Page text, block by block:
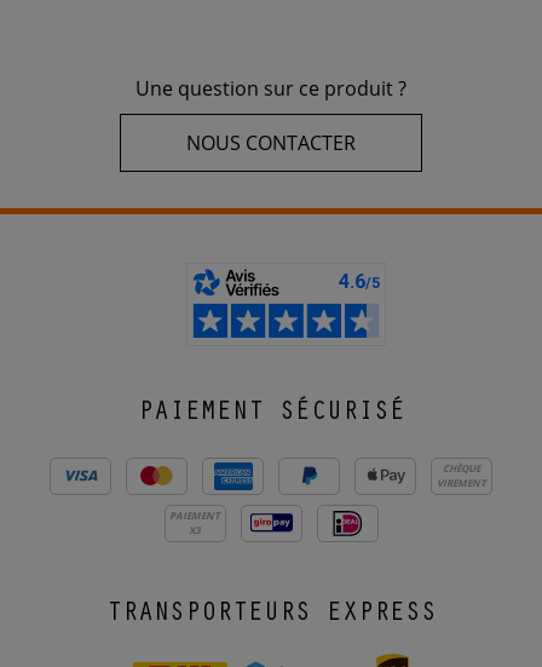
Une question sur ce produit ?
NOUS CONTACTER
PAIEMENT SÉCURISÉ
CHÈQUE
VIREMENT
PAIEMENT
X3
TRANSPORTEURS EXPRESS